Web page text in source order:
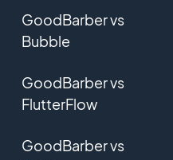
GoodBarber vs
Bubble
GoodBarber vs
FlutterFlow
GoodBarber vs